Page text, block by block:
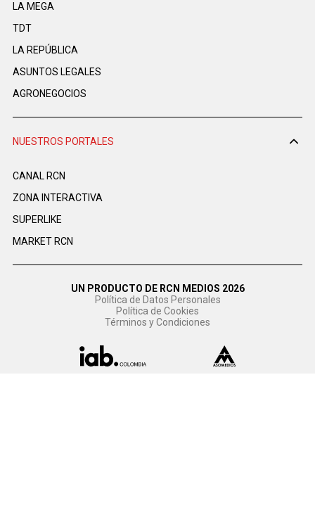
LA MEGA
TDT
LA REPÚBLICA
ASUNTOS LEGALES
AGRONEGOCIOS
NUESTROS PORTALES
CANAL RCN
ZONA INTERACTIVA
SUPERLIKE
MARKET RCN
UN PRODUCTO DE RCN MEDIOS 2026
Política de Datos Personales
Política de Cookies
Términos y Condiciones